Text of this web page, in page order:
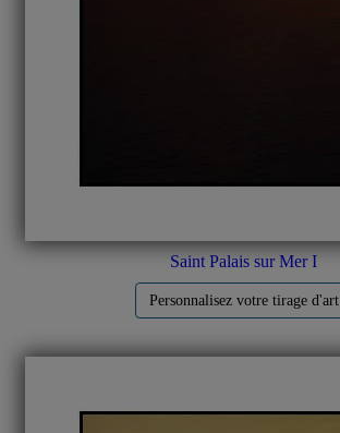
Saint Palais sur Mer I
Personnalisez votre tirage d'art